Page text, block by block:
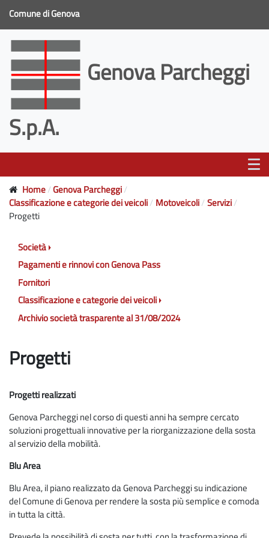
Comune di Genova
Genova Parcheggi
S.p.A.
Home Genova Parcheggi
Classificazione e categorie dei veicoli
Motoveicoli Servizi
Progetti
Progetti
Progetti realizzati
Genova Parcheggi nel corso di questi anni ha sempre cercato
soluzioni progettuali innovative per la riorganizzazione della sosta
al servizio della mobilità.
Blu Area
Blu Area, il piano realizzato da Genova Parcheggi su indicazione
del Comune di Genova per rendere la sosta più semplice e comoda
in tutta la città.
Società
Pagamenti e rinnovi con Genova Pass
Fornitori
Classificazione e categorie dei veicoli
Archivio società trasparente al 31/08/2024